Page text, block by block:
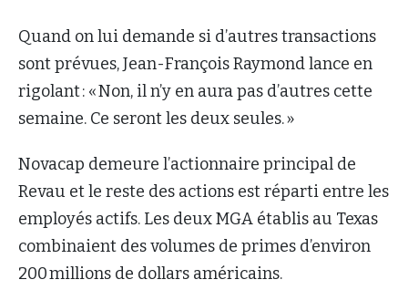
Quand on lui demande si d’autres transactions
sont prévues, Jean-François Raymond lance en
rigolant : « Non, il n’y en aura pas d’autres cette
semaine. Ce seront les deux seules. »
Novacap demeure l’actionnaire principal de
Revau et le reste des actions est réparti entre les
employés actifs. Les deux MGA établis au Texas
combinaient des volumes de primes d’environ
200 millions de dollars américains.